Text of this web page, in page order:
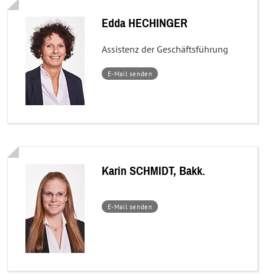
Edda HECHINGER
Assistenz der Geschäftsführung
E-Mail senden–
Edda
Karin SCHMIDT, Bakk.
E-Mail senden–
Karin